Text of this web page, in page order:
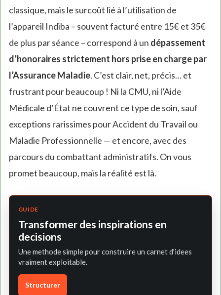
classique, mais le surcoût lié à l’utilisation de
l’appareil Indiba – souvent facturé entre 15€ et 35€
de plus par séance – correspond à un dépassement
d’honoraires strictement hors prise en charge par
l’Assurance Maladie. C’est clair, net, précis… et
frustrant pour beaucoup ! Ni la CMU, ni l’Aide
Médicale d’État ne couvrent ce type de soin, sauf
exceptions rarissimes pour Accident du Travail ou
Maladie Professionnelle — et encore, avec des
parcours du combattant administratifs. On vous
promet beaucoup, mais la réalité est là.
GUIDE
Transformer des inspirations en
decisions
Une methode simple pour construire un carnet d'idees
vraiment exploitable.
Structurer